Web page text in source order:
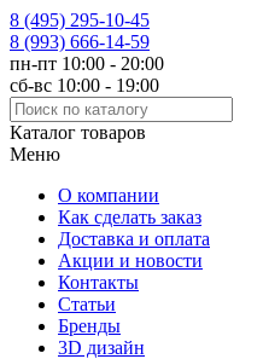
8 (495) 295-10-45
8 (993) 666-14-59
пн-пт 10:00 - 20:00
сб-вс 10:00 - 19:00
Каталог товаров
Меню
О компании
Как сделать заказ
Доставка и оплата
Акции и новости
Контакты
Статьи
Бренды
3D дизайн